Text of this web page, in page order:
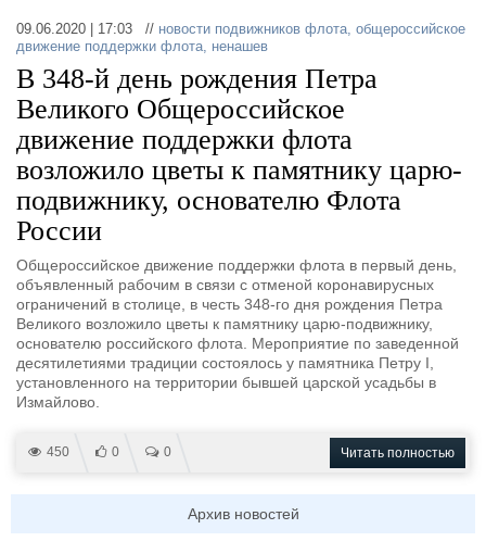
09.06.2020 | 17:03 // новости подвижников флота, общероссийское
движение поддержки флота, ненашев
В 348-й день рождения Петра
Великого Общероссийское
движение поддержки флота
возложило цветы к памятнику царю-
подвижнику, основателю Флота
России
Общероссийское движение поддержки флота в первый день,
объявленный рабочим в связи с отменой коронавирусных
ограничений в столице, в честь 348-го дня рождения Петра
Великого возложило цветы к памятнику царю-подвижнику,
основателю российского флота. Мероприятие по заведенной
десятилетиями традиции состоялось у памятника Петру I,
установленного на территории бывшей царской усадьбы в
Измайлово.
450 0 0 Читать полностью
Архив новостей